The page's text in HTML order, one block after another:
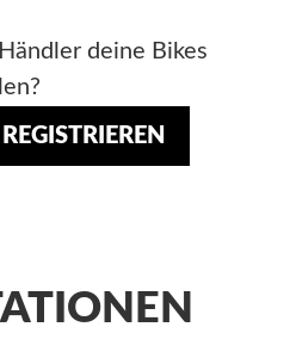
deine Bikes